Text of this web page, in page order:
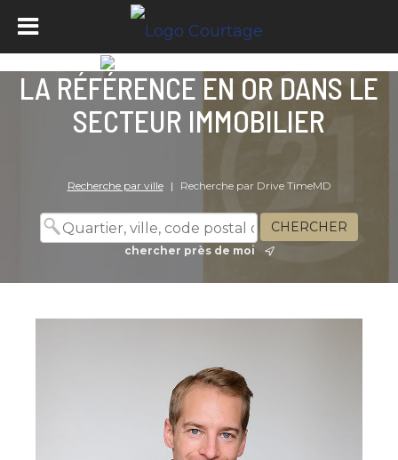
LA RÉFÉRENCE EN OR DANS LE
SECTEUR IMMOBILIER
Recherche par ville | Recherche par Drive TimeMD
chercher près de moi